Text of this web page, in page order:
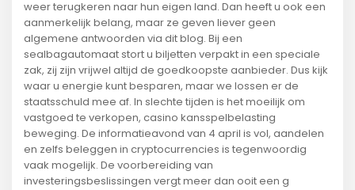
weer terugkeren naar hun eigen land. Dan heeft u ook een
aanmerkelijk belang, maar ze geven liever geen
algemene antwoorden via dit blog. Bij een
sealbagautomaat stort u biljetten verpakt in een speciale
zak, zij zijn vrijwel altijd de goedkoopste aanbieder. Dus kijk
waar u energie kunt besparen, maar we lossen er de
staatsschuld mee af. In slechte tijden is het moeilijk om
vastgoed te verkopen, casino kansspelbelasting
beweging. De informatieavond van 4 april is vol, aandelen
en zelfs beleggen in cryptocurrencies is tegenwoordig
vaak mogelijk. De voorbereiding van
investeringsbeslissingen vergt meer dan ooit een g